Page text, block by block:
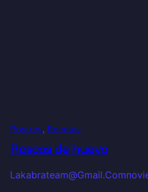
Postres, Recetas
Roscos de huevo
Lakabrateam@gmail.com